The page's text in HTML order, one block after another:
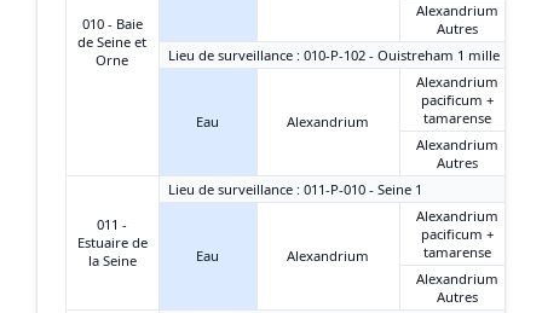
010 - Baie
de Seine et
Orne
Alexandrium
Autres
Lieu de surveillance : 010-P-102 - Ouistreham 1 mille
Eau Alexandrium
Alexandrium
pacificum +
tamarense
Alexandrium
Autres
011 -
Estuaire de
la Seine
Lieu de surveillance : 011-P-010 - Seine 1
Eau Alexandrium
Alexandrium
pacificum +
tamarense
Alexandrium
Autres